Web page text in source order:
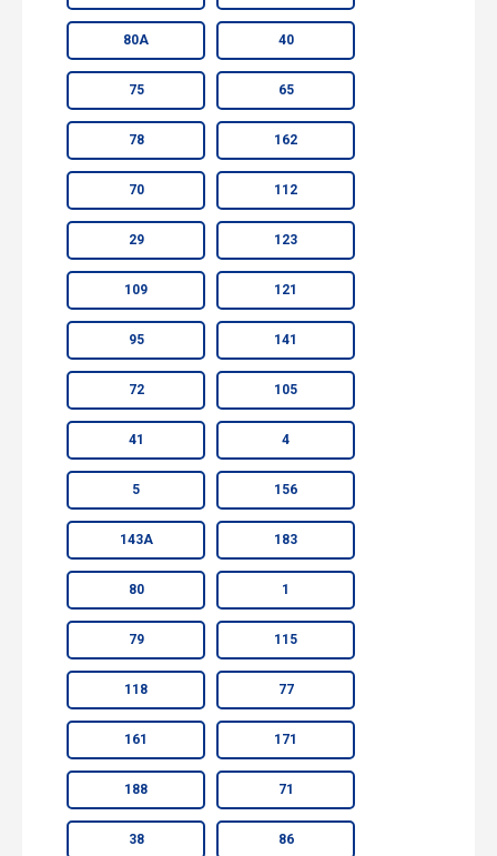
80А 40
75 65
78 162
70 112
29 123
109 121
95 141
72 105
41 4
5 156
143А 183
80 1
79 115
118 77
161 171
188 71
38 86